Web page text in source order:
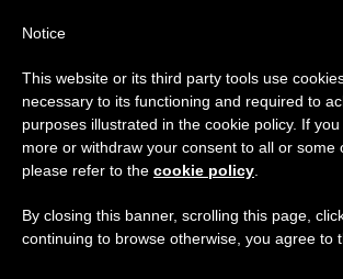
ETIQUETA
Posts Tagged
Consagrados’
Aviso importante
Del 27 de julio al 7 de agosto
anual, aprovechando que en el
se generan menos informaciones y
Notice
This website or its third party tools use
necessary to its functioning and required to
purposes illustrated in the cookie policy. If
more or withdraw your consent to all or some
please refer to the cookie policy
By closing this banner, scrolling this page,
continuing to browse otherwise, you agree to